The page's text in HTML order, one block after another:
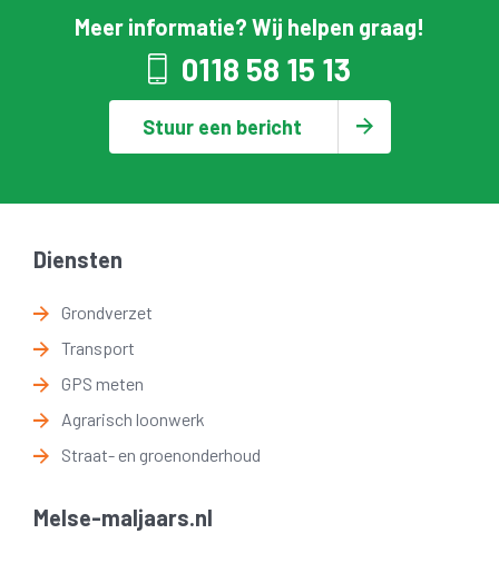
Meer informatie? Wij helpen graag!
0118 58 15 13
Stuur een bericht
Diensten
Grondverzet
Transport
GPS meten
Agrarisch loonwerk
Straat- en groenonderhoud
Melse-maljaars.nl